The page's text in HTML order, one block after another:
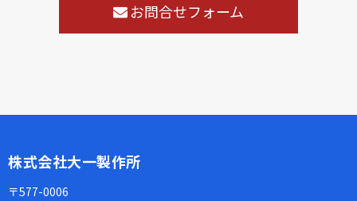
お問合せフォーム
株式会社大一製作所
〒577-0006